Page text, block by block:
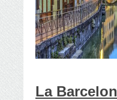
La